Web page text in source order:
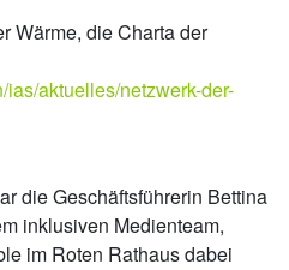
Wärme, die Charta der
aktuelles/netzwerk-der-
die Geschäftsführerin Bettina
inklusiven Medienteam,
im Roten Rathaus dabei